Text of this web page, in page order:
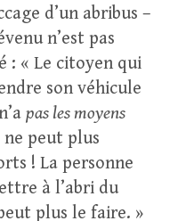
d’un abribus –
n’est pas
: « Le citoyen qui
son véhicule
pas les moyens
ne peut plus
! La personne
à l’abri du
plus le faire. »